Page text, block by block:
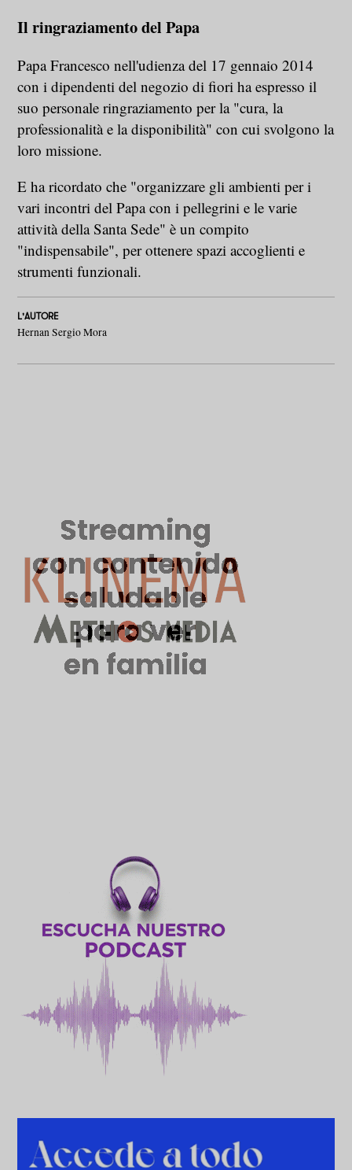
Il ringraziamento del Papa
Papa Francesco nell'udienza del 17 gennaio 2014
con i dipendenti del negozio di fiori ha espresso il
suo personale ringraziamento per la "cura, la
professionalità e la disponibilità" con cui svolgono la
loro missione.
E ha ricordato che "organizzare gli ambienti per i
vari incontri del Papa con i pellegrini e le varie
attività della Santa Sede" è un compito
"indispensabile", per ottenere spazi accoglienti e
strumenti funzionali.
L'AUTORE
Hernan Sergio Mora